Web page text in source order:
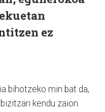
ez
bihotzeko min bat da,
kendu zaion